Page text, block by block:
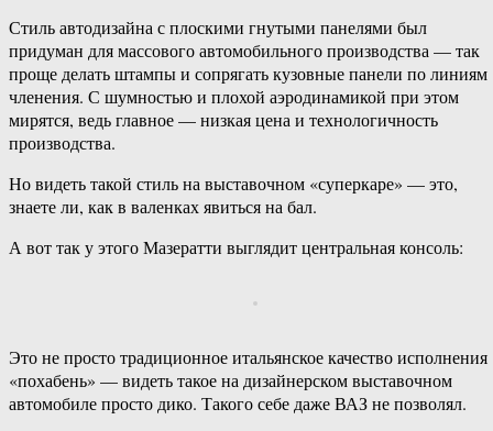
Стиль автодизайна с плоскими гнутыми панелями был
придуман для массового автомобильного производства — так
проще делать штампы и сопрягать кузовные панели по линиям
членения. С шумностью и плохой аэродинамикой при этом
мирятся, ведь главное — низкая цена и технологичность
производства.
Но видеть такой стиль на выставочном «суперкаре» — это,
знаете ли, как в валенках явиться на бал.
А вот так у этого Мазератти выглядит центральная консоль:
Это не просто традиционное итальянское качество исполнения
«похабень» — видеть такое на дизайнерском выставочном
автомобиле просто дико. Такого себе даже ВАЗ не позволял.